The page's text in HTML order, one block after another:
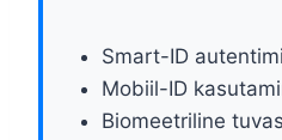
Smart-ID
Mobiil-ID
Biomeetriline